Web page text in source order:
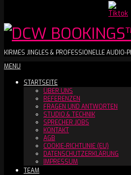
Youtube
Channel
DCW
BOOKINGS™
KIRMES JINGLES & PROFESSIONELLE AUDIO-
Secondary
Menu
MENU
STARTSEITE
ÜBER UNS
REFERENZEN
FRAGEN UND ANTWORTEN
STUDIO & TECHNIK
SPRECHER JOBS
KONTAKT
AGB
COOKIE-RICHTLINIE (EU)
DATENSCHUTZERKLÄRUNG
IMPRESSUM
TEAM